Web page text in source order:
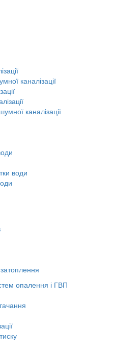
каналізації
каналізації
води
опалення і ГВП